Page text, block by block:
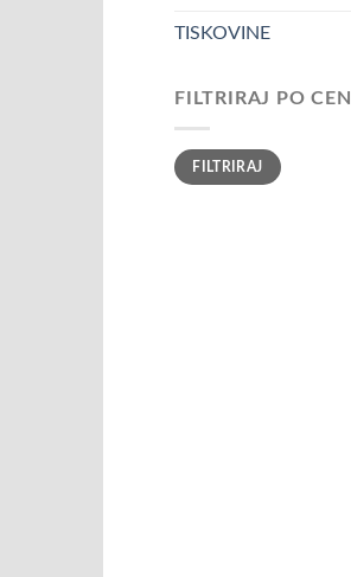
TISKOVINE
FILTRIRAJ PO CENI
Min
cena
Max
cenaFILTRIRAJ